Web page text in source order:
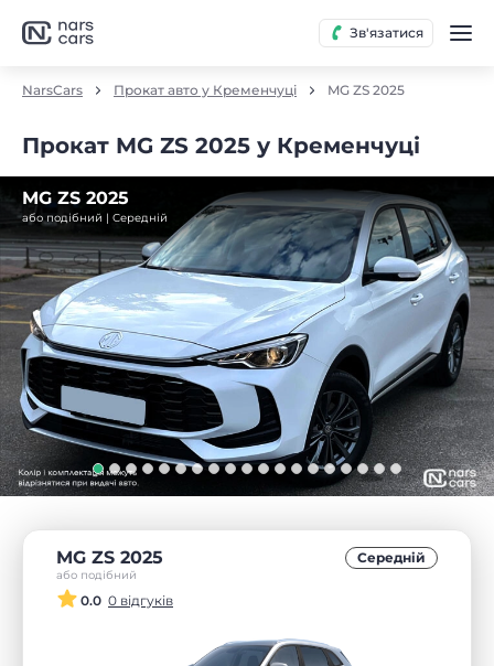
Зв'язатися
NarsCars Прокат авто у Кременчуці MG ZS 2025
Прокат MG ZS 2025 у Кременчуці
MG ZS 2025
або подібний | Середнiй
MG ZS 2025
або подібний
Середнiй
0.0 0 відгуків